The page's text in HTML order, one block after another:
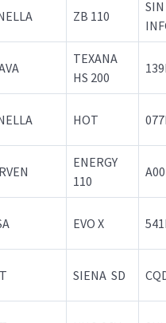
ZB 110
SIN
TEXANA
HS 200
HOT
ENERGY
110
EVO X
SIENA SD